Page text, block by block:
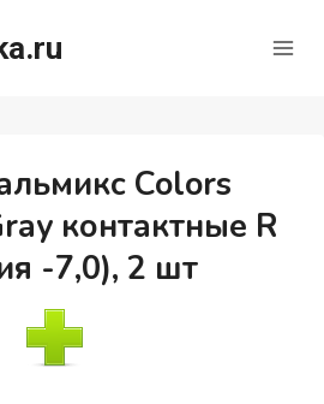
Colors
контактные R
-7,0), 2 шт